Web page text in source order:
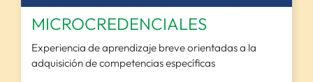
MICROCREDENCIALES
Experiencia de aprendizaje breve orientadas a la
adquisición de competencias específicas